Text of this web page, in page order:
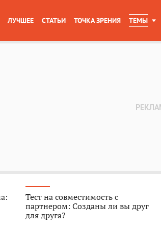
ЛУЧШЕЕ СТАТЬИ ТОЧКА ЗРЕНИЯ ТЕМЫ
Тест на совместимость с
партнером: Созданы ли вы друг
для друга?